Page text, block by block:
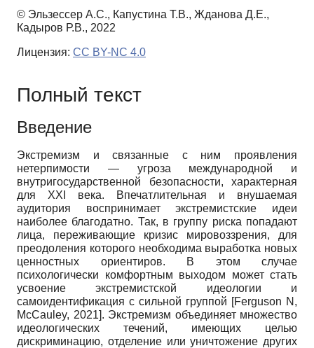
© Эльзессер А.С., Капустина Т.В., Жданова Д.Е.,
Кадыров Р.В., 2022
Лицензия: CC BY-NC 4.0
Полный текст
Введение
Экстремизм и связанные с ним проявления
нетерпимости — угроза международной и
внутригосударственной безопасности, характерная
для XXI века. Впечатлительная и внушаемая
аудитория воспринимает экстремистские идеи
наиболее благодатно. Так, в группу риска попадают
лица, переживающие кризис мировоззрения, для
преодоления которого необходима выработка новых
ценностных ориентиров. В этом случае
психологически комфортным выходом может стать
усвоение экстремистской идеологии и
самоидентификация с сильной группой [Ferguson N,
McCauley, 2021]. Экстремизм объединяет множество
идеологических течений, имеющих целью
дискриминацию, отделение или уничтожение других